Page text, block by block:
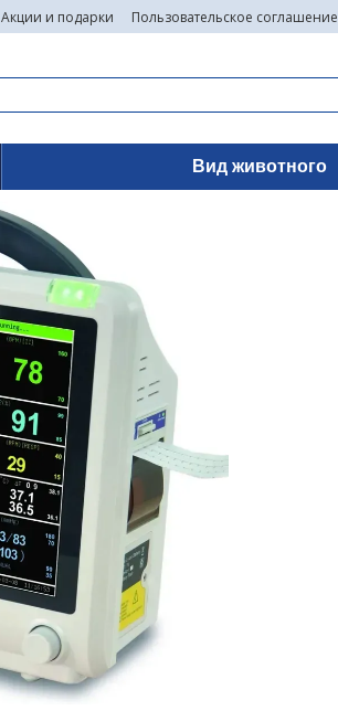
Акции и подарки Пользовательское соглашение
Вид животного